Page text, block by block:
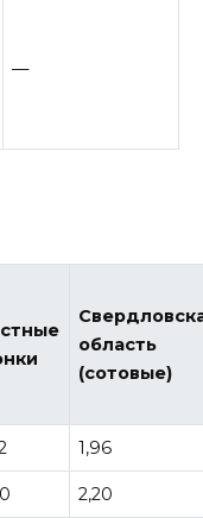
—
область
(сотовые)
1,96
2,20